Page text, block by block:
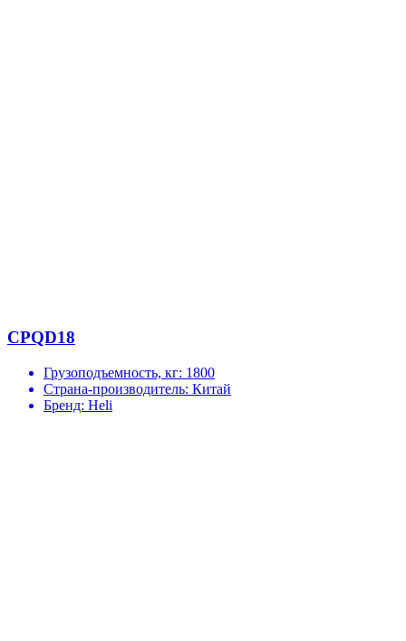
CPQD18
Грузоподъемность, кг: 1800
Страна-производитель: Китай
Бренд: Heli